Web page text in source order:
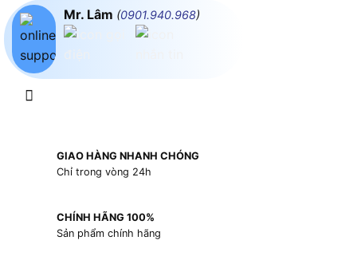
Mr. Lâm (0901.940.968)
GIAO HÀNG NHANH CHÓNG
Chỉ trong vòng 24h
CHÍNH HÃNG 100%
Sản phẩm chính hãng